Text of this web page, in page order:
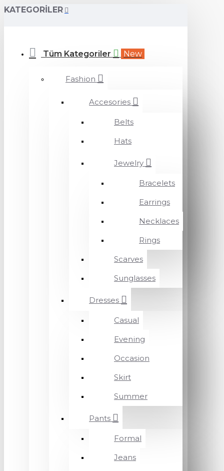
KATEGORILER
Tüm Kategoriler New
Fashion
Accesories
Belts
Hats
Jewelry
Bracelets
Earrings
Necklaces
Rings
Scarves
Sunglasses
Dresses
Casual
Evening
Occasion
Skirt
Summer
Pants
Formal
Jeans